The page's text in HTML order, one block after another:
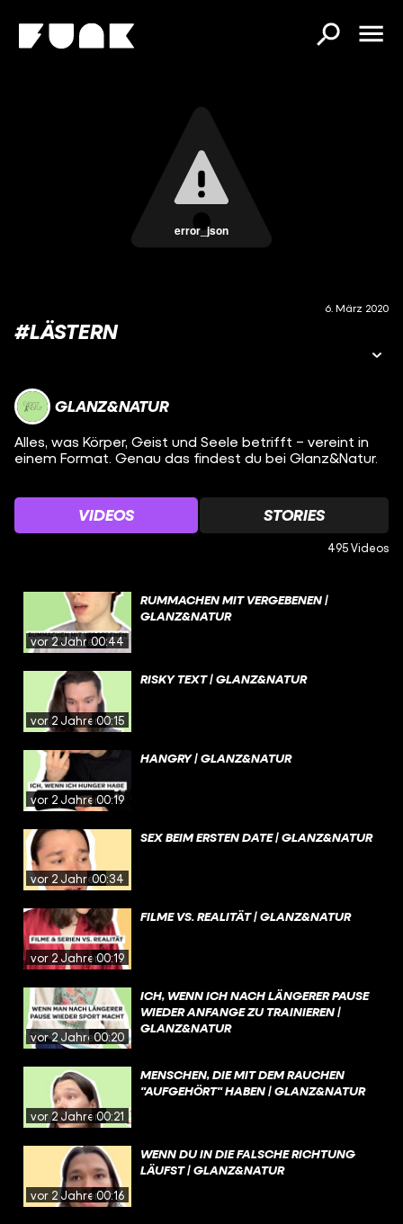
error_json
6. März 2020
#LÄSTERN
GLANZ&NATUR
Alles, was Körper, Geist und Seele betrifft – vereint in
einem Format. Genau das findest du bei Glanz&Natur.
VIDEOS STORIES
495 Videos
vor 2 Jahren00:44
RUMMACHEN MIT VERGEBENEN |
GLANZ&NATUR
vor 2 Jahren00:15
RISKY TEXT | GLANZ&NATUR
vor 2 Jahren00:19
HANGRY | GLANZ&NATUR
vor 2 Jahren00:34
SEX BEIM ERSTEN DATE | GLANZ&NATUR
vor 2 Jahren00:19
FILME VS. REALITÄT | GLANZ&NATUR
vor 2 Jahren00:20
ICH, WENN ICH NACH LÄNGERER PAUSE
WIEDER ANFANGE ZU TRAINIEREN |
GLANZ&NATUR
vor 2 Jahren00:21
MENSCHEN, DIE MIT DEM RAUCHEN
"AUFGEHÖRT" HABEN | GLANZ&NATUR
vor 2 Jahren00:16
WENN DU IN DIE FALSCHE RICHTUNG
LÄUFST | GLANZ&NATUR